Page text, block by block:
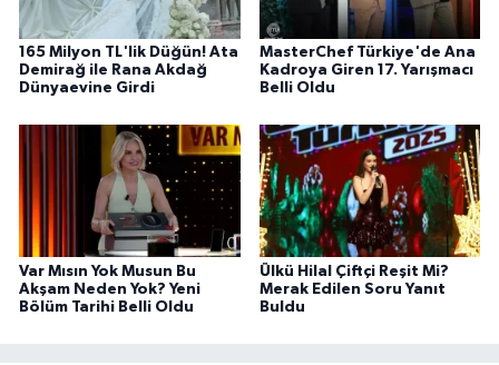
165 Milyon TL'lik Düğün! Ata
Demirağ ile Rana Akdağ
Dünyaevine Girdi
MasterChef Türkiye'de Ana
Kadroya Giren 17. Yarışmacı
Belli Oldu
Var Mısın Yok Musun Bu
Akşam Neden Yok? Yeni
Bölüm Tarihi Belli Oldu
Ülkü Hilal Çiftçi Reşit Mi?
Merak Edilen Soru Yanıt
Buldu